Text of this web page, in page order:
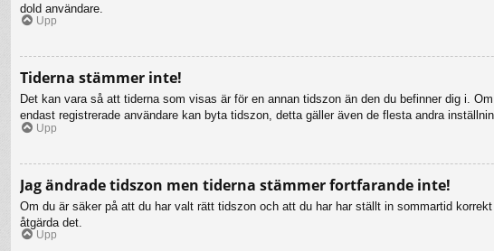
dold användare.
Upp
Tiderna stämmer inte!
Det kan vara så att tiderna som visas är för en annan tidszon än den du befinner dig i.
endast registrerade användare kan byta tidszon, detta gäller även de flesta andra
Upp
Jag ändrade tidszon men tiderna stämmer fortfarande inte!
Om du är säker på att du har valt rätt tidszon och att du har har ställt in sommartid
åtgärda det.
Upp